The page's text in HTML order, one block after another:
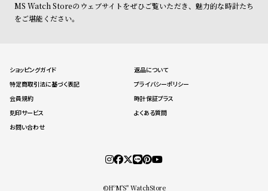
MS Watch Storeのウェブサイトをぜひご覧いただき、魅力的な時計たち
をご堪能ください。
ショッピングガイド
返品について
特定商取引法に基づく表記
プライバシーポリシー
会員規約
時計保証プラス
刻印サービス
よくある質問
お問い合わせ
©HºM'S" WatchStore